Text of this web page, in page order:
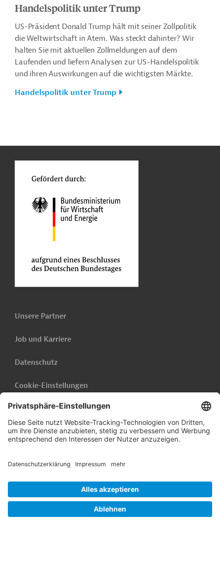
Handelspolitik unter Trump
US-Präsident Donald Trump hält mit seiner Zollpolitik
die Weltwirtschaft in Atem. Was steckt dahinter? Wir
halten Sie mit aktuellen Zollmeldungen auf dem
Laufenden und liefern Analysen zur US-Handelspolitik
und ihren Auswirkungen auf die wichtigsten Märkte.
Handelspolitik unter Trump
Unsere Partner
Job und Karriere
Datenschutz
Cookie-Einstellungen
Barrierefreiheit
Hinweisgebersystem